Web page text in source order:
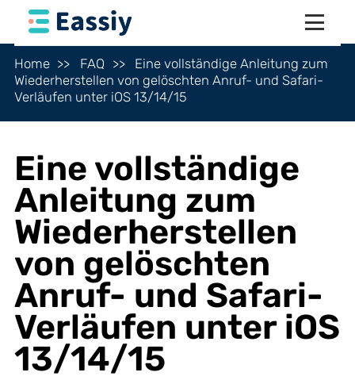
Home FAQ
Eine vollständige Anleitung zum
Wiederherstellen von gelöschten Anruf- und Safari-
Verläufen unter iOS 13/14/15
Eine vollständige
Anleitung zum
Wiederherstellen
von gelöschten
Anruf- und Safari-
Verläufen unter iOS
13/14/15